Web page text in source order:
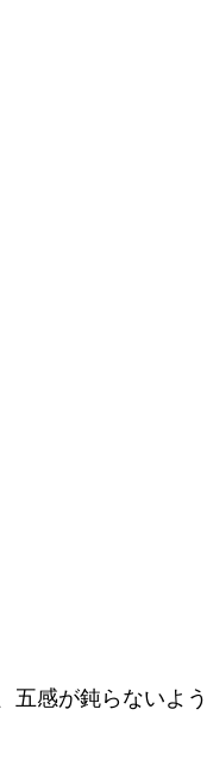
五感が鈍らないよ